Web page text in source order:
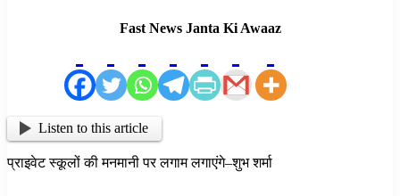
Fast News Janta Ki Awaaz
Listen to this article
प्राइवेट स्कूलों की मनमानी पर लगाम लगाएंगे–शुभ शर्मा